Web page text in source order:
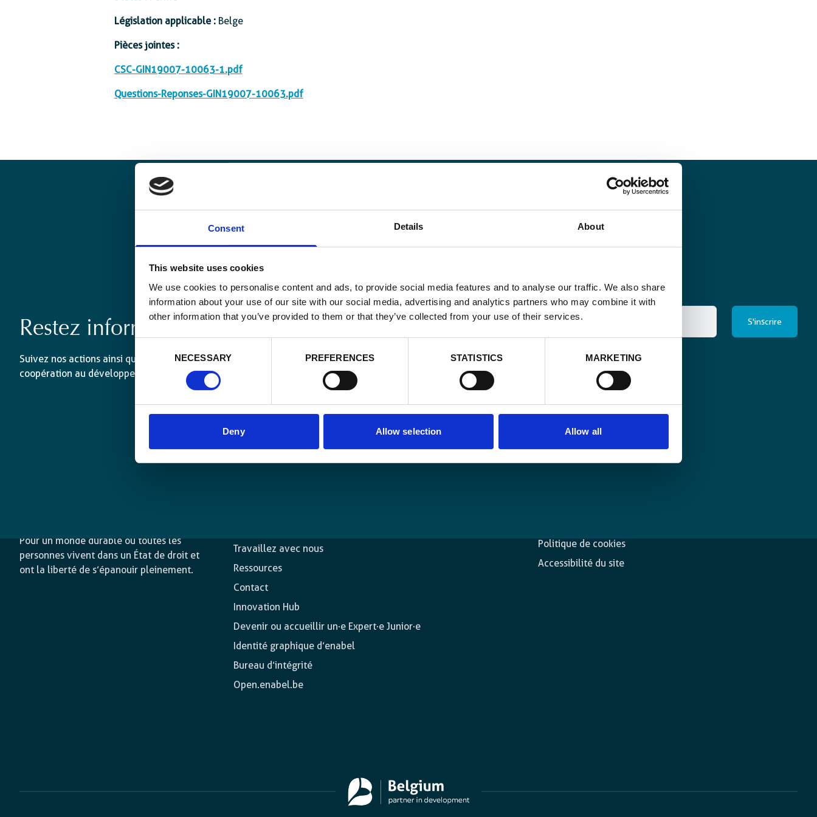
Consent Details About
This website uses cookies
We use cookies to personalise content and ads, to provide social media features and to analyse our traffic. We also share
information about your use of our site with our social media, advertising and analytics partners who may combine it with
other information that you’ve provided to them or that they’ve collected from your use of their services.
Selection
NECESSARY PREFERENCES STATISTICS MARKETING
Deny Allow selection Allow all
Législation applicable : Belge
Pièces jointes :
CSC-GIN19007-10063-1.pdf
Questions-Reponses-GIN19007-10063.pdf
Restez informé·es
Suivez nos actions ainsi que les dernières tendances en matière de
coopération au développement.
Email
*
Consent
*
Oui, je m'inscris à la newsletter*
CAPTCHA
Pour un monde durable où toutes les
personnes vivent dans un État de droit et
ont la liberté de s’épanouir pleinement.
Travaillez avec nous
Ressources
Contact
Innovation Hub
Devenir ou accueillir un·e Expert·e Junior·e
Identité graphique d’enabel
Bureau d’intégrité
Open.enabel.be
Politique de cookies
Accessibilité du site